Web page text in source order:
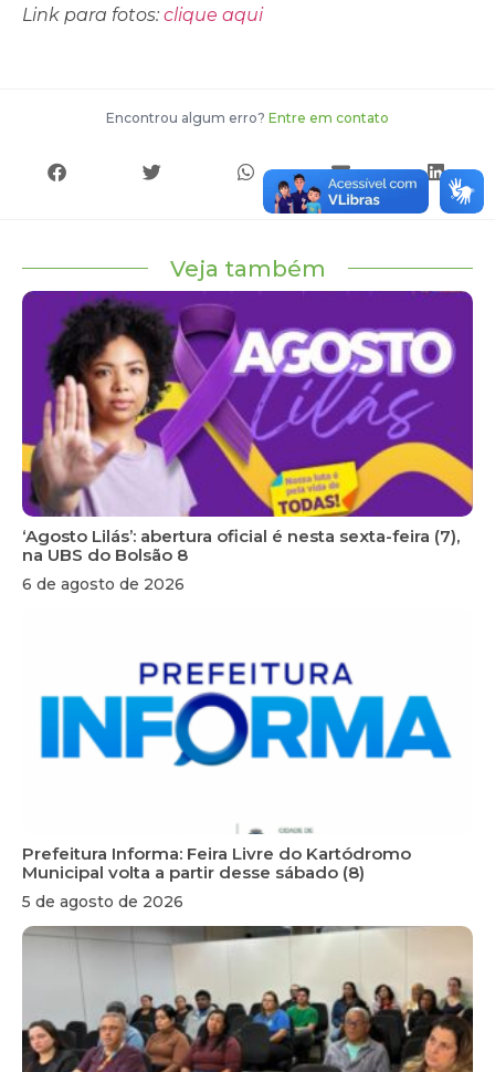
Link para fotos: clique aqui
Encontrou algum erro? Entre em contato
Veja também
‘Agosto Lilás’: abertura oficial é nesta sexta-feira (7),
na UBS do Bolsão 8
6 de agosto de 2026
Prefeitura Informa: Feira Livre do Kartódromo
Municipal volta a partir desse sábado (8)
5 de agosto de 2026